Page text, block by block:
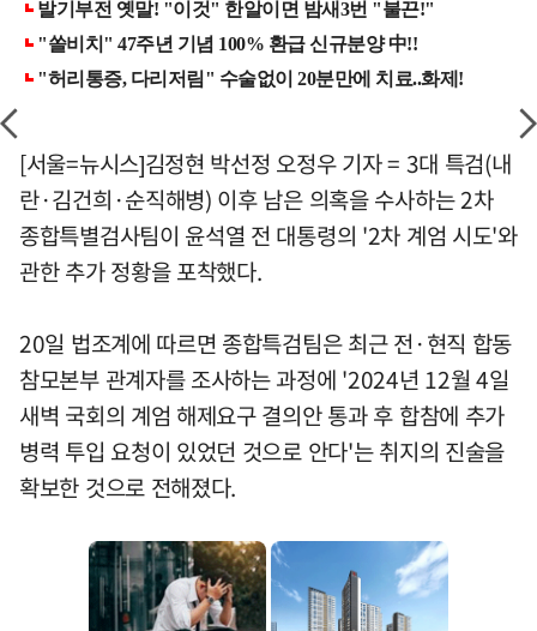
[서울=뉴시스]김정현 박선정 오정우 기자 = 3대 특검(내
란·김건희·순직해병) 이후 남은 의혹을 수사하는 2차
종합특별검사팀이 윤석열 전 대통령의 '2차 계엄 시도'와
관한 추가 정황을 포착했다.
20일 법조계에 따르면 종합특검팀은 최근 전·현직 합동
참모본부 관계자를 조사하는 과정에 '2024년 12월 4일
새벽 국회의 계엄 해제요구 결의안 통과 후 합참에 추가
병력 투입 요청이 있었던 것으로 안다'는 취지의 진술을
확보한 것으로 전해졌다.